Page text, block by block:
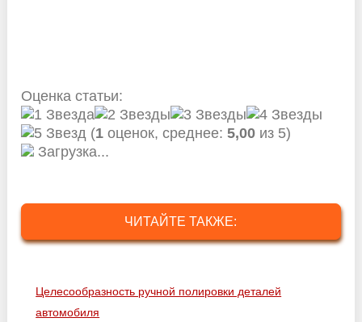
Оценка статьи:
(1 оценок, среднее:5,00 из 5)
Загрузка...
ЧИТАЙТЕ ТАКЖЕ:
Целесообразность ручной полировки деталей
автомобиля